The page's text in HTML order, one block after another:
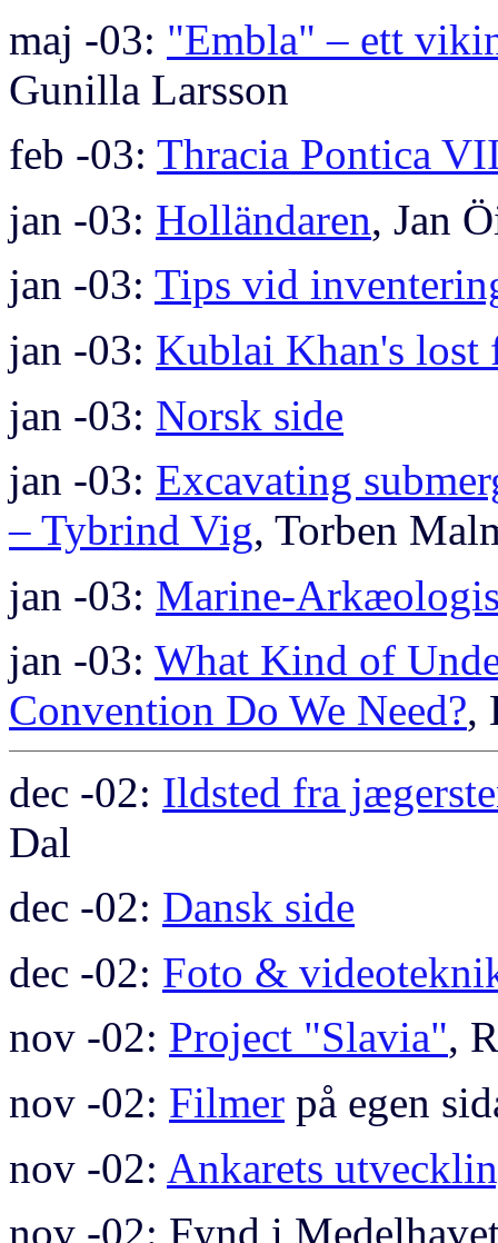
maj -03: "Embla" – ett
Gunilla Larsson
feb -03: Thracia Pontica
jan -03: Holländaren, Jan
jan -03: Tips vid
jan -03: Kublai Khan's lost
jan -03: Norsk side
jan -03: Excavating
– Tybrind Vig, Torben
jan -03: Marine-
jan -03: What Kind of
Convention Do We Need?,
dec -02: Ildsted fra
Dal
dec -02: Dansk side
dec -02: Foto &
nov -02: Project "Slavia",
nov -02: Filmer på egen
nov -02: Ankarets
nov -02: Fynd i